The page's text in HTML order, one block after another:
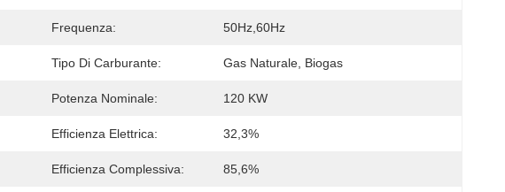
Frequenza: 50Hz,60Hz
Tipo Di Carburante: Gas Naturale, Biogas
Potenza Nominale: 120 KW
Efficienza Elettrica: 32,3%
Efficienza Complessiva: 85,6%